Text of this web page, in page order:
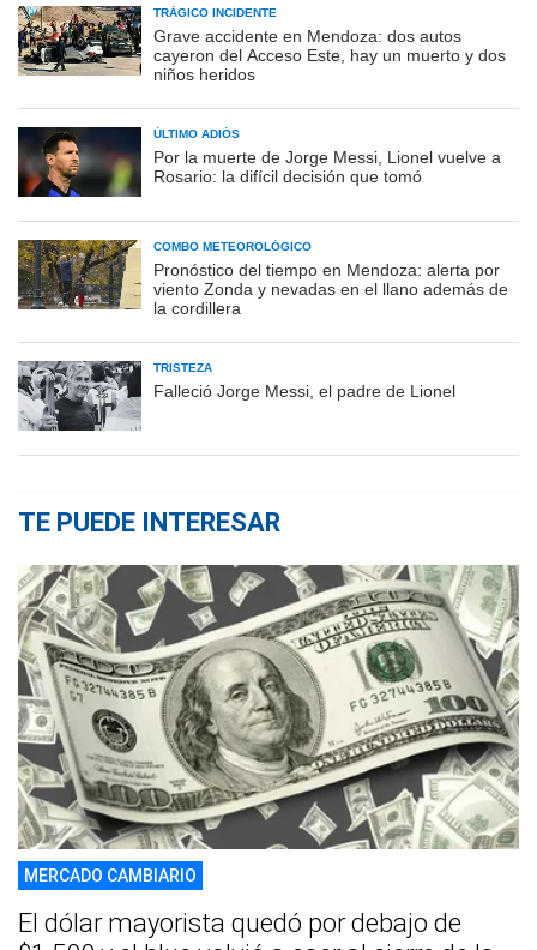
TRÁGICO INCIDENTE
Grave accidente en Mendoza: dos autos
cayeron del Acceso Este, hay un muerto y dos
niños heridos
ÚLTIMO ADIÓS
Por la muerte de Jorge Messi, Lionel vuelve a
Rosario: la difícil decisión que tomó
COMBO METEOROLÓGICO
Pronóstico del tiempo en Mendoza: alerta por
viento Zonda y nevadas en el llano además de
la cordillera
TRISTEZA
Falleció Jorge Messi, el padre de Lionel
TE PUEDE INTERESAR
MERCADO CAMBIARIO
El dólar mayorista quedó por debajo de